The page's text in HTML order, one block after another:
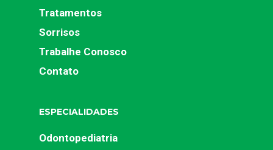
Tratamentos
Sorrisos
Trabalhe Conosco
Contato
ESPECIALIDADES
Odontopediatria